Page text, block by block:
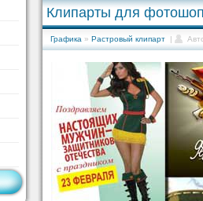
Клипарты для
Графика » Растровый клипарт |